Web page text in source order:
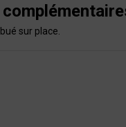
sur place.